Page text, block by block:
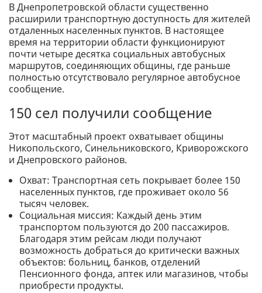
В Днепропетровской области существенно
расширили транспортную доступность для жителей
отдаленных населенных пунктов. В настоящее
время на территории области функционируют
почти четыре десятка социальных автобусных
маршрутов, соединяющих общины, где раньше
полностью отсутствовало регулярное автобусное
сообщение.
150 сел получили сообщение
Этот масштабный проект охватывает общины
Никопольского, Синельниковского, Криворожского
и Днепровского районов.
Охват: Транспортная сеть покрывает более 150
населенных пунктов, где проживает около 56
тысяч человек.
Социальная миссия: Каждый день этим
транспортом пользуются до 200 пассажиров.
Благодаря этим рейсам люди получают
возможность добраться до критически важных
объектов: больниц, банков, отделений
Пенсионного фонда, аптек или магазинов, чтобы
приобрести продукты.